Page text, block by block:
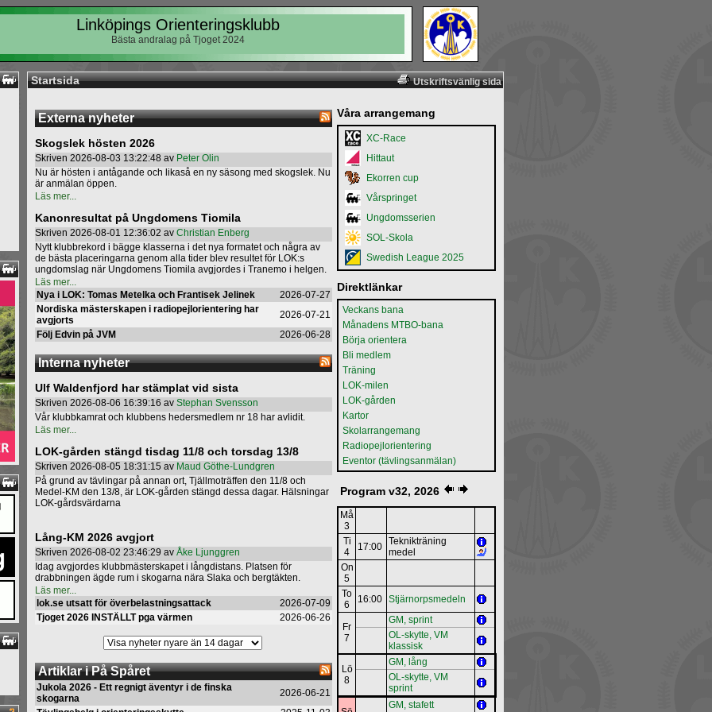
Linköpings Orienteringsklubb
Bästa andralag på Tjoget 2024
Utskriftsvänlig sida
Startsida
Externa nyheter
Skogslek hösten 2026
Skriven 2026-08-03 13:22:48 av Peter Olin
Nu är hösten i antågande och likaså en ny säsong med skogslek. Nu
är anmälan öppen.
Läs mer...
Kanonresultat på Ungdomens Tiomila
Skriven 2026-08-01 12:36:02 av Christian Enberg
Nytt klubbrekord i bägge klasserna i det nya formatet och några av
de bästa placeringarna genom alla tider blev resultet för LOK:s
ungdomslag när Ungdomens Tiomila avgjordes i Tranemo i helgen.
Läs mer...
Nya i LOK: Tomas Metelka och Frantisek Jelinek
2026-07-27
Nordiska mästerskapen i radiopejlorientering har
avgjorts
2026-07-21
Följ Edvin på JVM
2026-06-28
Interna nyheter
Ulf Waldenfjord har stämplat vid sista
Skriven 2026-08-06 16:39:16 av Stephan Svensson
Vår klubbkamrat och klubbens hedersmedlem nr 18 har avlidit.
Läs mer...
LOK-gården stängd tisdag 11/8 och torsdag 13/8
Skriven 2026-08-05 18:31:15 av Maud Göthe-Lundgren
På grund av tävlingar på annan ort, Tjällmoträffen den 11/8 och
Medel-KM den 13/8, är LOK-gården stängd dessa dagar. Hälsningar
LOK-gårdsvärdarna
Lång-KM 2026 avgjort
Skriven 2026-08-02 23:46:29 av Åke Ljunggren
Idag avgjordes klubbmästerskapet i långdistans. Platsen för
drabbningen ägde rum i skogarna nära Slaka och bergtäkten.
Läs mer...
lok.se utsatt för överbelastningsattack
2026-07-09
Tjoget 2026 INSTÄLLT pga värmen
2026-06-26
Artiklar i På Spåret
Jukola 2026 - Ett regnigt äventyr i de finska
skogarna
2026-06-21
Våra arrangemang
XC-Race
Hittaut
Ekorren cup
Vårspringet
Ungdomsserien
SOL-Skola
Swedish League 2025
Direktlänkar
Veckans bana
Månadens MTBO-bana
Börja orientera
Bli medlem
Träning
LOK-milen
LOK-gården
Kartor
Skolarrangemang
Radiopejlorientering
Eventor (tävlingsanmälan)
Program v32, 2026
Må
3
Ti
4
17:00 Teknikträning
medel
On
5
To
6
16:00 Stjärnorpsmedeln
Fr
7
GM, sprint
OL‐skytte, VM
klassisk
Lö
8
GM, lång
OL‐skytte, VM
sprint
GM, stafett